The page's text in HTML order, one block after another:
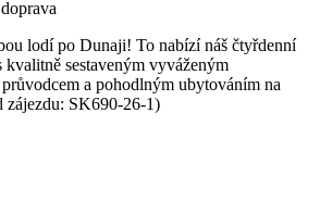
Počet nocí:
lodí po Dunaji! To nabízí náš čtyřdenní
kvalitně sestaveným vyváženým
a pohodlným ubytováním na